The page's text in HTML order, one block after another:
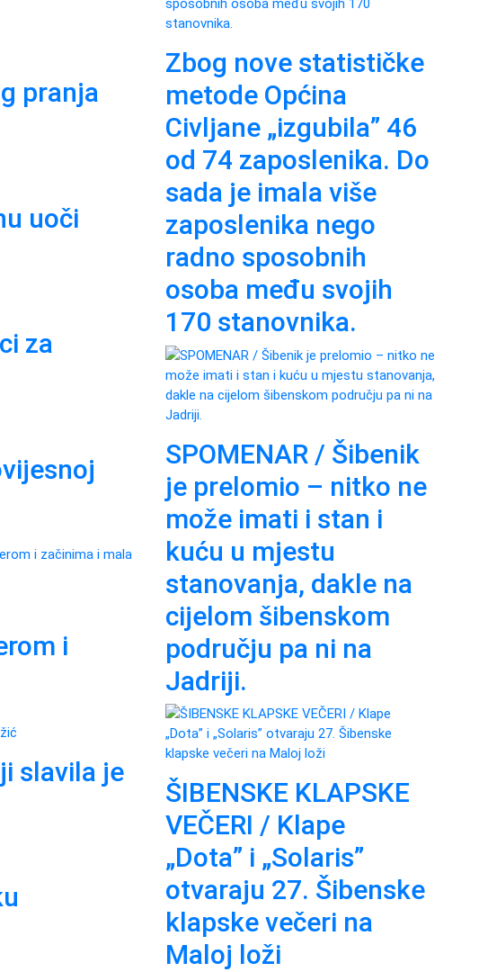
pranja
uoči
za
i
slavila je
Zbog nove statističke
metode Općina
Civljane „izgubila” 46
od 74 zaposlenika. Do
sada je imala više
zaposlenika nego
radno sposobnih
osoba među svojih
170 stanovnika.
SPOMENAR / Šibenik
je prelomio – nitko ne
može imati i stan i
kuću u mjestu
stanovanja, dakle na
cijelom šibenskom
području pa ni na
Jadriji.
ŠIBENSKE KLAPSKE
VEČERI / Klape
„Dota” i „Solaris”
otvaraju 27. Šibenske
klapske večeri na
Maloj loži